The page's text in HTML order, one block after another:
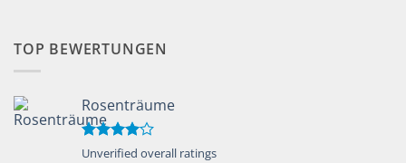
TOP BEWERTUNGEN
Rosenträume
Bewertet
Unverified overall ratings